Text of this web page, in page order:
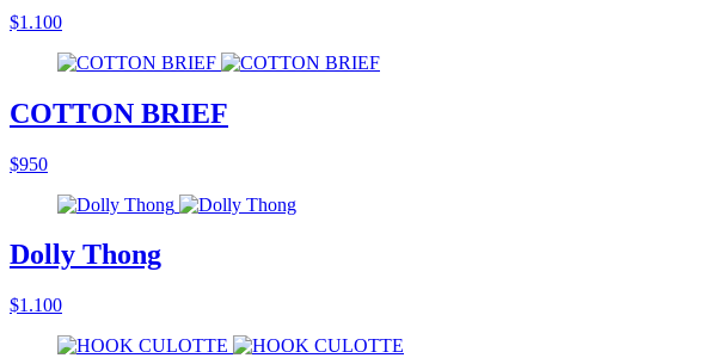
$1.100
COTTON BRIEF
$950
Dolly Thong
$1.100